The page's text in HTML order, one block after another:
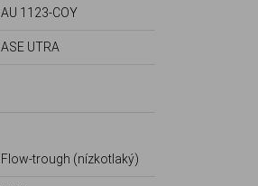
AU 1123-COY
ASE UTRA
Flow-trough (nízkotlaký)